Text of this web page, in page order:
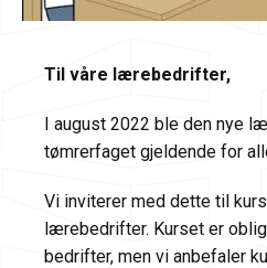
Til våre lærebedrifter,
I august 2022 ble den nye
tømrerfaget gjeldende for
Vi inviterer med dette til
lærebedrifter. Kurset er
bedrifter, men vi anbefaler